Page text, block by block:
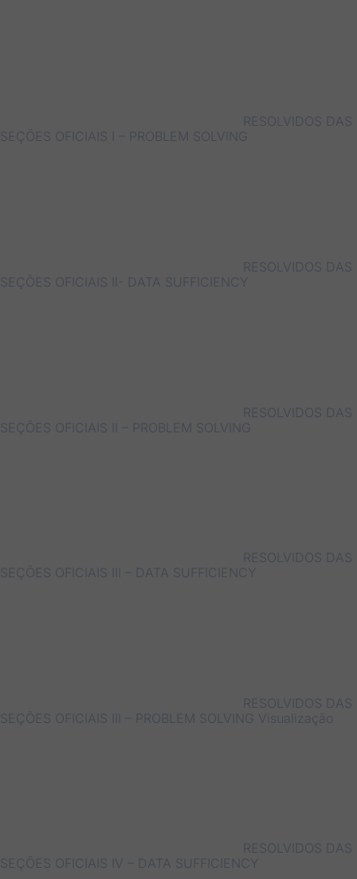
RESOLVIDOS DAS
SEÇÕES OFICIAIS I – PROBLEM SOLVING
RESOLVIDOS DAS
SEÇÕES OFICIAIS II- DATA SUFFICIENCY
RESOLVIDOS DAS
SEÇÕES OFICIAIS II – PROBLEM SOLVING
RESOLVIDOS DAS
SEÇÕES OFICIAIS III – DATA SUFFICIENCY
RESOLVIDOS DAS
SEÇÕES OFICIAIS III – PROBLEM SOLVING Visualização
RESOLVIDOS DAS
SEÇÕES OFICIAIS IV – DATA SUFFICIENCY